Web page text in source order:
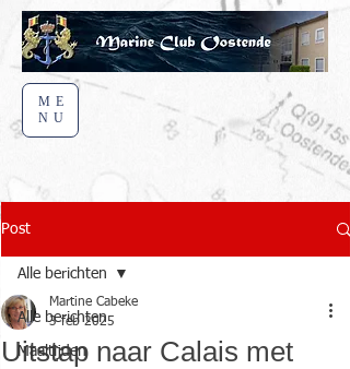
ME
NU
Post
Alle berichten
Maaltijden
Alle berichten
Uitstap naar Calais met
Martine Cabeke
3 feb 2025